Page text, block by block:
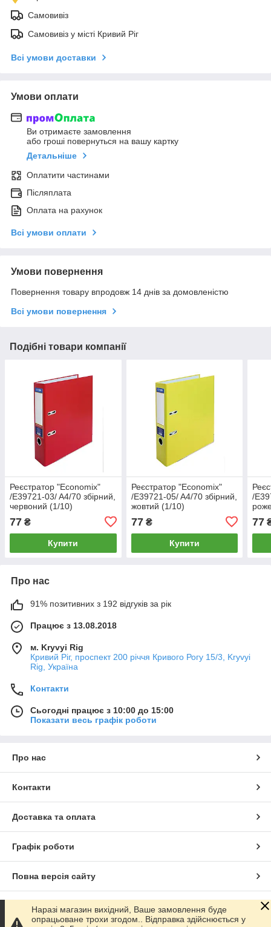
Самовивіз
Самовивіз у місті Кривий Ріг
Всі умови доставки
Умови оплати
Ви отримаєте замовлення
або гроші повернуться на вашу картку
Детальніше
Оплатити частинами
Післяплата
Оплата на рахунок
Всі умови оплати
Умови повернення
Повернення товару впродовж 14 днів за домовленістю
Всі умови повернення
Подібні товари компанії
Реєстратор "Economix"
/E39721-03/ A4/70 збірний,
червоний (1/10)
77 ₴
Купити
Реєстратор "Economix"
/E39721-05/ A4/70 збірний,
жовтий (1/10)
77₴
Купити
/
77
Про нас
91% позитивних з 192 відгуків за рік
Працює з 13.08.2018
м. Kryvyi Rig
Кривий Ріг, проспект 200 річчя Кривого Рогу 15/3, Kryvyi
Rig, Україна
Контакти
Сьогодні працює з 10:00 до 15:00
Показати весь графік роботи
Про нас
Контакти
Доставка та оплата
Графік роботи
Повна версія сайту
Сайт створено на маркетплейсі
Наразі магазин вихідний, Ваше замовлення буде
опрацьоване трохи згодом.. Відправка здійснюється у